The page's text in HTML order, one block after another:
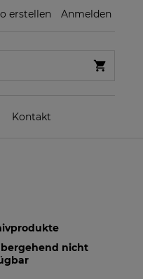
erstellen Anmelden
Kontakt
nicht